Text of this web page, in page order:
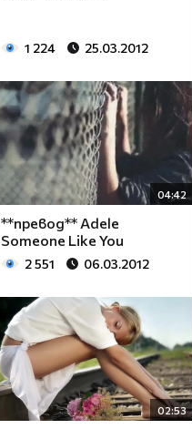
1 224 25.03.2012
04:42
**превод** Adele
Someone Like You
2 551 06.03.2012
02:53